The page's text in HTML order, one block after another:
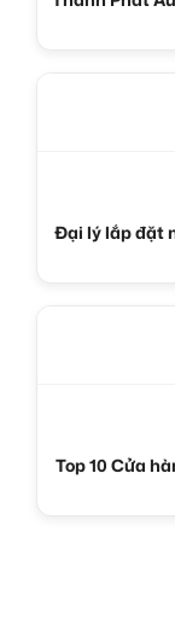
Đại lý lắp đặt
Top 10 Cửa